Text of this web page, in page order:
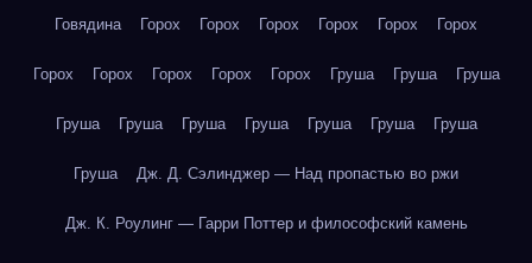
Говядина Горох Горох Горох Горох Горох Горох
Горох Горох Горох Горох Горох Груша Груша Груша
Груша Груша Груша Груша Груша Груша Груша
Груша Дж. Д. Сэлинджер — Над пропастью во ржи
Дж. К. Роулинг — Гарри Поттер и философский камень